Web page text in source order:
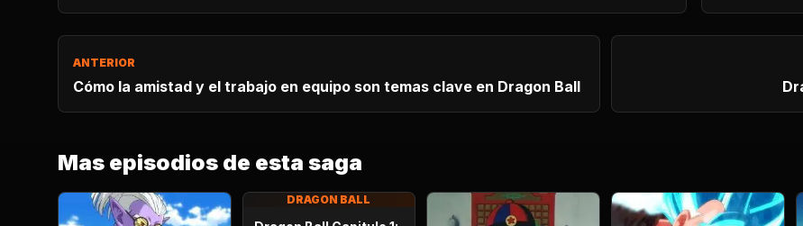
ANTERIOR
Cómo la amistad y el trabajo en equipo son temas clave en Dragon Ball
Mas episodios de esta saga
DRAGON BALL